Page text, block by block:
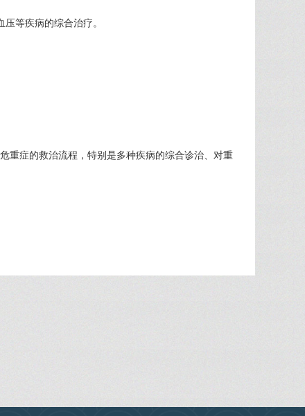
等疾病的综合治疗。
重症的救治流程，特别是多种疾病的综合诊治、对重